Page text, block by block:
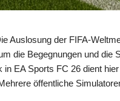
Auslosung der FIFA-
die Begegnungen und die
in EA Sports FC 26 dient
öffentliche